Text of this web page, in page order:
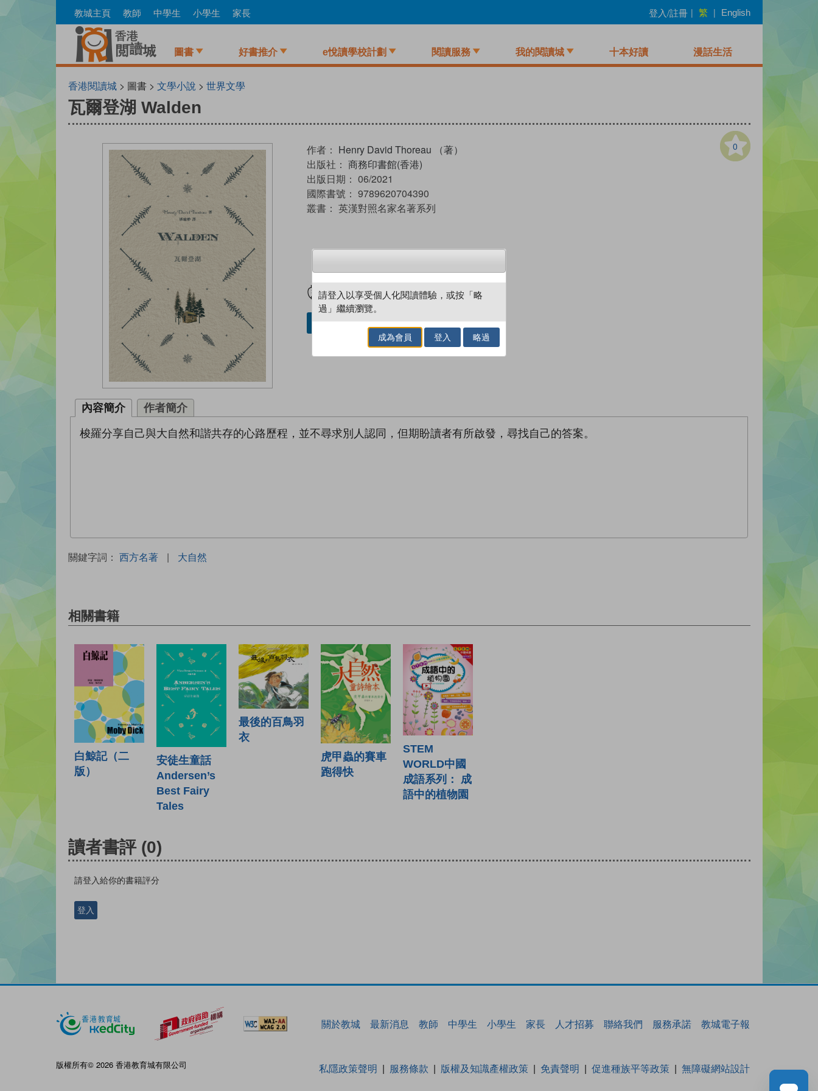
to
教城主頁 教師 中學生 小學生 家長 登入/註冊 | 繁 | English
圖書 好書推介 e悅讀學校計劃 閱讀服務 我的閱讀城 十本好讀 漫話生活
香港閱讀城> 圖書 > 文學小說 > 世界文學
瓦爾登湖 Walden
0
作者： Henry David Thoreau （著）
出版社： 商務印書館(香港)
出版日期： 06/2021
國際書號： 9789620704390
叢書： 英漢對照名家名著系列
試閲 加入閱讀紀錄
借閱實體書
內容簡介 作者簡介
梭羅分享自己與大自然和諧共存的心路歷程，並不尋求別人認同，但期盼讀者有所啟發，尋找自己的答案。
關鍵字詞： 西方名著 | 大自然
相關書籍
白鯨記（二
版）
安徒生童話
Andersen’s
Best Fairy
Tales
最後的百鳥羽
衣
虎甲蟲的賽車
跑得快
STEM
WORLD中國
成語系列： 成
語中的植物園
讀者書評 (0)
請登入給你的書籍評分
登入
關於教城 最新消息 教師 中學生 小學生 家長 人才招募 聯絡我們 服務承諾 教城電子報
版權所有© 2026 香港教育城有限公司 私隱政策聲明 服務條款 版權及知識產權政策 免責聲明 促進種族平等政策 無障礙網站設計
請登入以享受個人化閱讀體驗，或按「略
過」繼續瀏覽。
成為會員 登入 略過